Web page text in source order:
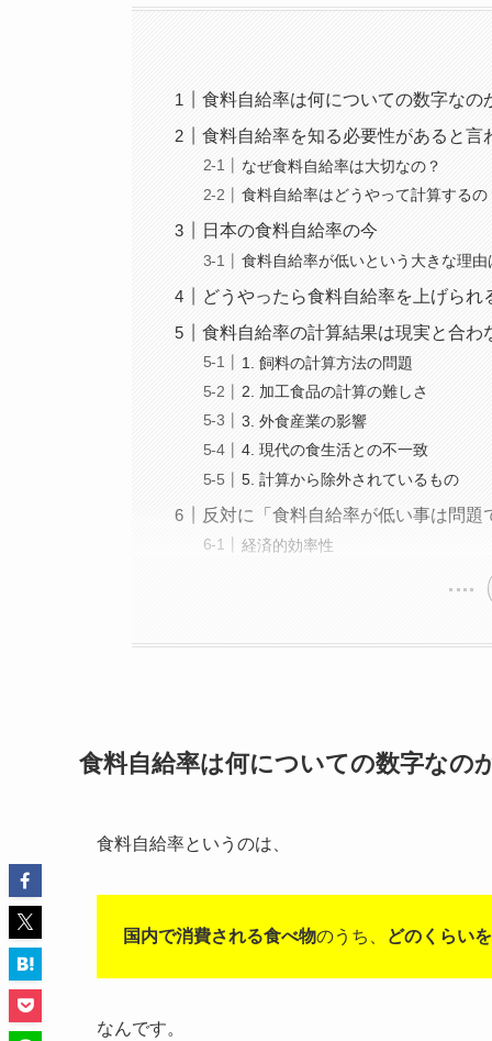
食料自給率は何についての数字なの
食料自給率を知る必要性があると言
なぜ食料自給率は大切なの？
食料自給率はどうやって計算するの
日本の食料自給率の今
食料自給率が低いという大きな理由
どうやったら食料自給率を上げられ
食料自給率の計算結果は現実と合わ
1. 飼料の計算方法の問題
2. 加工食品の計算の難しさ
3. 外食産業の影響
4. 現代の食生活との不一致
5. 計算から除外されているもの
反対に「食料自給率が低い事は問題
経済的効率性
食料自給率は何についての数字なの
食料自給率というのは、
国内で消費される食べ物のうち、 どのくらい
なんです。